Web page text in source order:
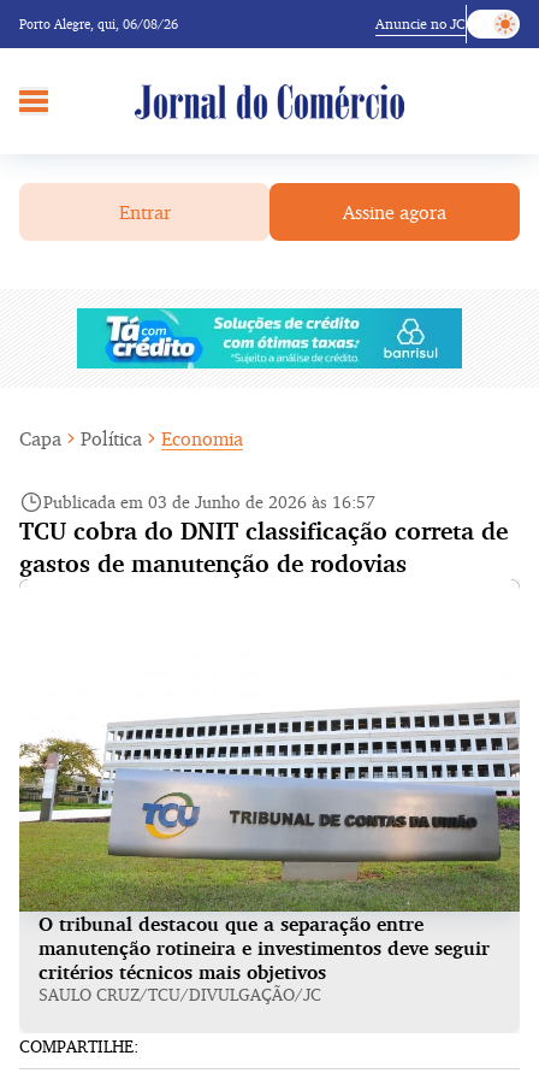
Porto Alegre, qui, 06/08/26 Anuncie no JC
Entrar Assine agora
Capa Política Economia
Publicada em 03 de Junho de 2026 às 16:57
TCU cobra do DNIT classificação correta de
gastos de manutenção de rodovias
O tribunal destacou que a separação entre
manutenção rotineira e investimentos deve seguir
critérios técnicos mais objetivos
SAULO CRUZ/TCU/DIVULGAÇÃO/JC
COMPARTILHE: